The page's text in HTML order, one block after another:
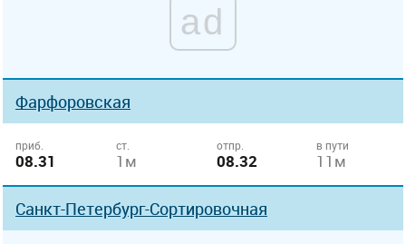
ad
Фарфоровская
приб.
08.31
ст.
1м
отпр.
08.32
в пути
11м
Санкт-Петербург-Сортировочная